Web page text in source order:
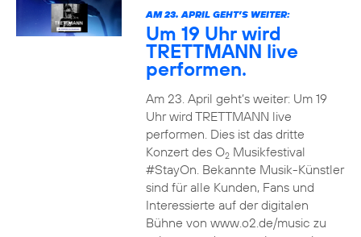
AM 23. APRIL GEHT’S WEITER:
Um 19 Uhr wird
TRETTMANN live
performen.
Am 23. April geht’s weiter: Um 19
Uhr wird TRETTMANN live
performen. Dies ist das dritte
Konzert des O2Musikfestival
#StayOn. Bekannte Musik-Künstler
sind für alle Kunden, Fans und
Interessierte auf der digitalen
Bühne von www.o2.de/music zu